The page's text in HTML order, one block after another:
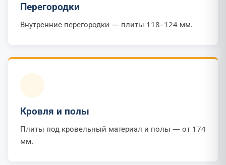
Перегородки
Внутренние перегородки — плиты 118–124 мм.
Кровля и полы
Плиты под кровельный материал и полы — от 174
мм.